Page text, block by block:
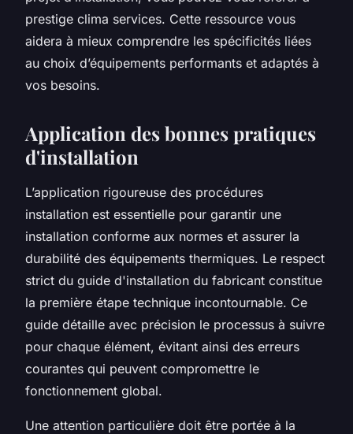
prestige clima services. Cette ressource vous
aidera à mieux comprendre les spécificités liées
au choix d’équipements performants et adaptés à
vos besoins.
Application des bonnes pratiques
d'installation
L’application rigoureuse des procédures
installation est essentielle pour garantir une
installation conforme aux normes et assurer la
durabilité des équipements thermiques. Le respect
strict du guide d'installation du fabricant constitue
la première étape technique incontournable. Ce
guide détaille avec précision le processus à suivre
pour chaque élément, évitant ainsi des erreurs
courantes qui peuvent compromettre le
fonctionnement global.
Une attention particulière doit être portée à la